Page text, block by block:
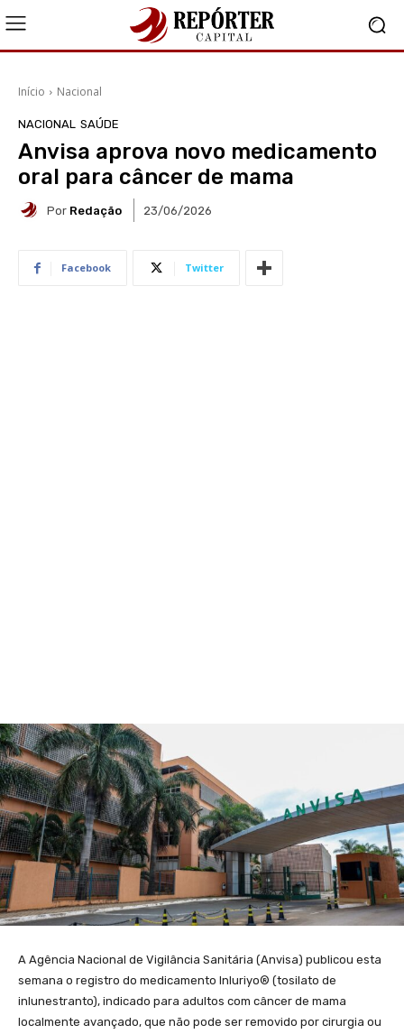
Início Nacional
NACIONAL SAÚDE
Anvisa aprova novo medicamento
oral para câncer de mama
Por Redação 23/06/2026
Facebook Twitter
A Agência Nacional de Vigilância Sanitária (Anvisa) publicou esta
semana o registro do medicamento Inluriyo® (tosilato de
inlunestranto), indicado para adultos com câncer de mama
localmente avançado, que não pode ser removido por cirurgia ou